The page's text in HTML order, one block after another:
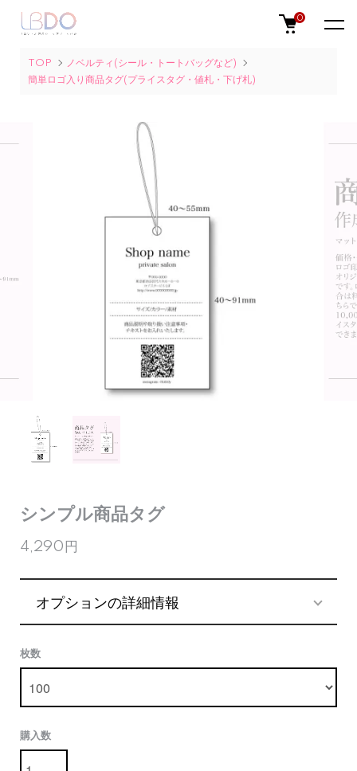
0
TOP
ノベルティ(シール・トートバッグなど)
簡単ロゴ入り商品タグ(プライスタグ・値札・下げ札)
シンプル商品タグ
4,290円
オプションの詳細情報
枚数
購入数